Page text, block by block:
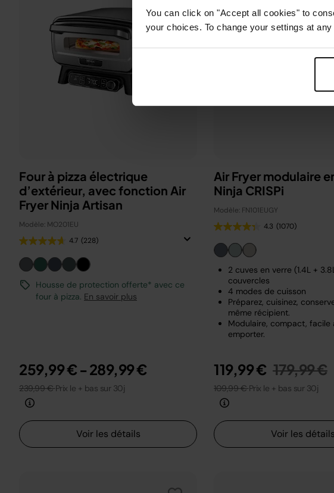
You can click on "Accept all cookies" to
your choices. To change your settings at
Four à pizza électrique
d’extérieur, avec fonction Air
Fryer Ninja Artisan
Modèle: MO201EU
4.7 (228)
Housse de protection offerte* avec ce
four à pizza. En savoir plus
259,99 € - 289,99 €
239,99 €Prix le + bas sur 30j
Voir les détails
Air Fryer modulaire
Ninja CRISPi
Modèle: FN101EUGY
4.3 (1070)
2 cuves en verre (1.4L +
couvercles
4 modes de cuisson
Préparez, cuisinez,
même récipient.
Modulaire, compact, facile
emporter.
119,99 € Prix
179,99 €au
109,99 €Prix le + bas sur 30j
Voir les détails